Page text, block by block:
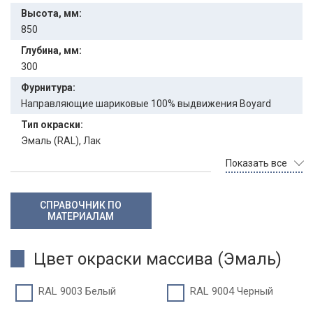
Высота, мм:
850
Глубина, мм:
300
Фурнитура:
Направляющие шариковые 100% выдвижения Boyard
Тип окраски:
Эмаль (RAL), Лак
Показать все
СПРАВОЧНИК ПО
МАТЕРИАЛАМ
Цвет окраски массива (Эмаль)
RAL 9003 Белый RAL 9004 Черный